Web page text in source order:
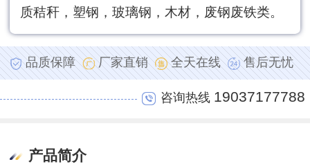
质秸秆，塑钢，玻璃钢，木材，废钢废铁类。
品质保障 厂家直销 全天在线 售后无忧
咨询热线 19037177788
产品简介